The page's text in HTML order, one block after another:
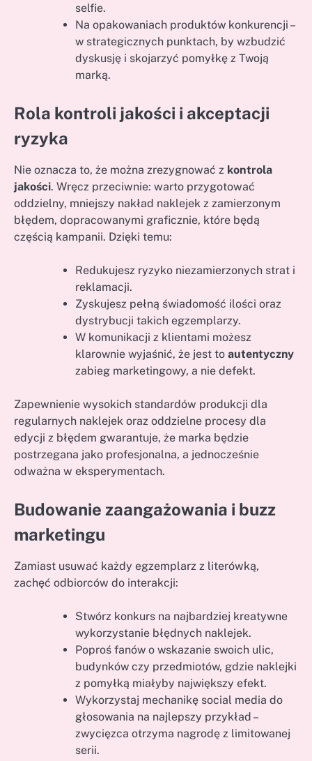
selfie.
Na opakowaniach produktów konkurencji –
w strategicznych punktach, by wzbudzić
dyskusję i skojarzyć pomyłkę z Twoją
marką.
Rola kontroli jakości i akceptacji
ryzyka
Nie oznacza to, że można zrezygnować z kontrola
jakości. Wręcz przeciwnie: warto przygotować
oddzielny, mniejszy nakład naklejek z zamierzonym
błędem, dopracowanymi graficznie, które będą
częścią kampanii. Dzięki temu:
Redukujesz ryzyko niezamierzonych strat i
reklamacji.
Zyskujesz pełną świadomość ilości oraz
dystrybucji takich egzemplarzy.
W komunikacji z klientami możesz
klarownie wyjaśnić, że jest to autentyczny
zabieg marketingowy, a nie defekt.
Zapewnienie wysokich standardów produkcji dla
regularnych naklejek oraz oddzielne procesy dla
edycji z błędem gwarantuje, że marka będzie
postrzegana jako profesjonalna, a jednocześnie
odważna w eksperymentach.
Budowanie zaangażowania i buzz
marketingu
Zamiast usuwać każdy egzemplarz z literówką,
zachęć odbiorców do interakcji:
Stwórz konkurs na najbardziej kreatywne
wykorzystanie błędnych naklejek.
Poproś fanów o wskazanie swoich ulic,
budynków czy przedmiotów, gdzie naklejki
z pomyłką miałyby największy efekt.
Wykorzystaj mechanikę social media do
głosowania na najlepszy przykład –
zwycięzca otrzyma nagrodę z limitowanej
serii.